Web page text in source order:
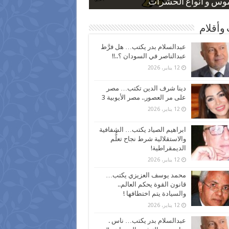
و أنواع الحشرات
بعد ارتفاع الأسعار
نسبة الطلاق في مصر
كاركاتيرية
كاركاتيرية
وأقلام
عبدالسلام بدر يكتب… هل فرَّط
عبدالناصر في السودان ؟..!!
12 يناير، 2026
دينا شرف الدين تكتب… مصر
على مر العصور.. مصر الأيوبية 3
12 يناير، 2026
ابراهيم الصياد يكتب… الشفافية
والاستقلالية شرط نجاح تعلُّم
الديمقراطية!
12 يناير، 2026
محمد يوسف العزيزي يكتب…
قانون القوة يحكم العالم..
والسيادة يتم اختطافها !
12 يناير، 2026
عبدالسلام بدر يكتب… ناس .